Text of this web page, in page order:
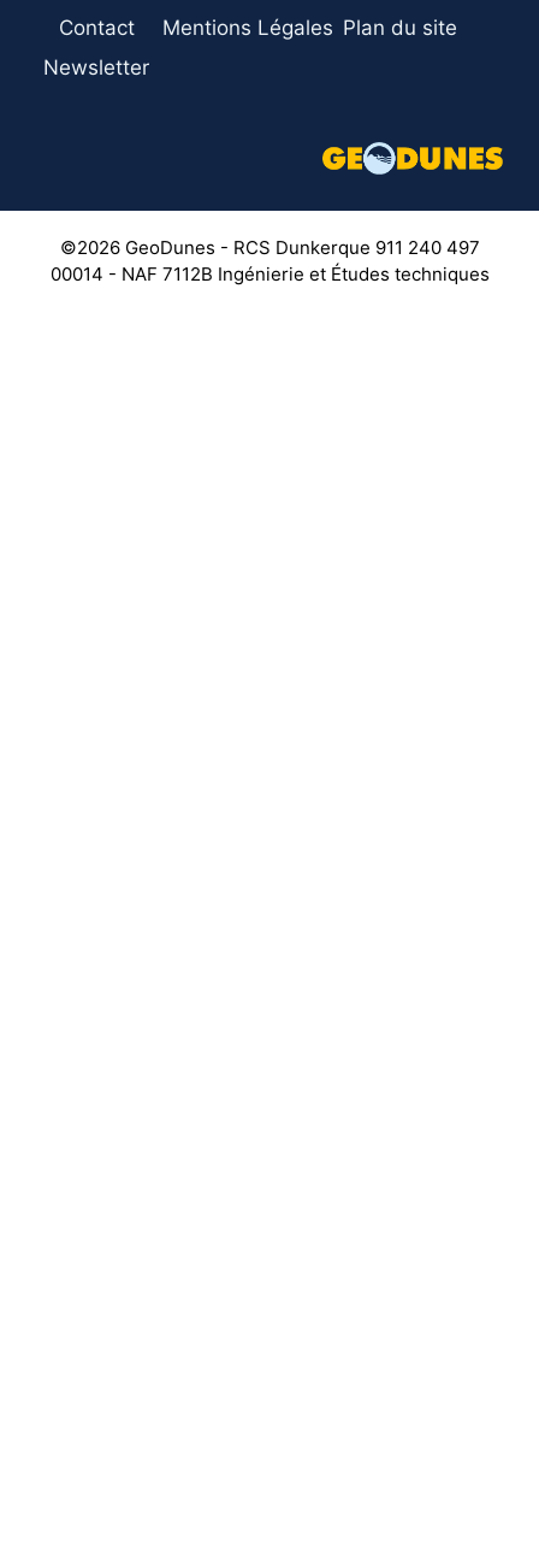
Contact Mentions Légales Plan du site
Newsletter
©2026 GeoDunes - RCS Dunkerque 911 240 497
00014 - NAF 7112B Ingénierie et Études techniques